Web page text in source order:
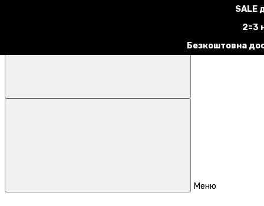
SALE
2=3
Безкоштовна
Меню